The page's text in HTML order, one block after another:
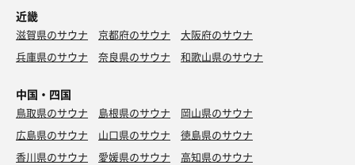
近畿
滋賀県のサウナ 京都府のサウナ
大阪府のサウナ
兵庫県のサウナ
奈良県のサウナ 和歌山県のサウナ
中国・四国
鳥取県のサウナ 島根県のサウナ
岡山県のサウナ
広島県のサウナ
山口県のサウナ
徳島県のサウナ
香川県のサウナ
愛媛県のサウナ 高知県のサウナ